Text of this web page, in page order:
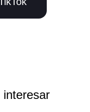
interesar